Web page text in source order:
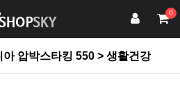
0
압박스타킹 550 > 생활건강